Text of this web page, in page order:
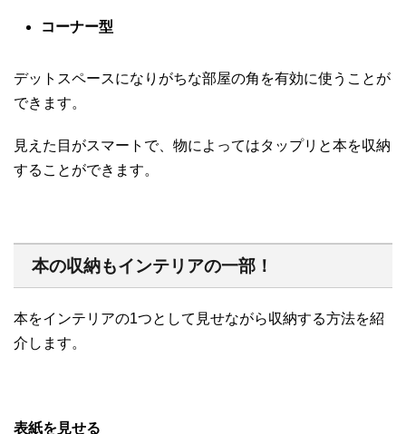
コーナー型
デットスペースになりがちな部屋の角を有効に使うことが
できます。
見えた目がスマートで、物によってはタップリと本を収納
することができます。
本の収納もインテリアの一部！
本をインテリアの1つとして見せながら収納する方法を紹
介します。
表紙を見せる